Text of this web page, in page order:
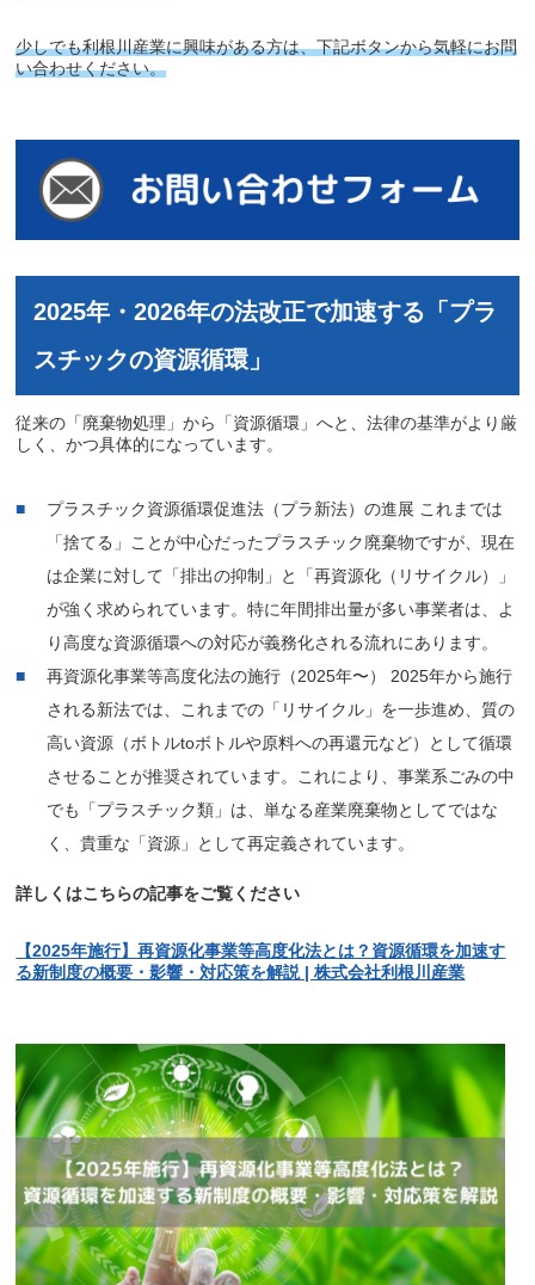
少しでも利根川産業に興味がある方は、下記ボタンから気軽にお問
い合わせください。
2025年・2026年の法改正で加速する「プラ
スチックの資源循環」
従来の「廃棄物処理」から「資源循環」へと、法律の基準がより厳
しく、かつ具体的になっています。
プラスチック資源循環促進法（プラ新法）の進展 これまでは
「捨てる」ことが中心だったプラスチック廃棄物ですが、現在
は企業に対して「排出の抑制」と「再資源化（リサイクル）」
が強く求められています。特に年間排出量が多い事業者は、よ
り高度な資源循環への対応が義務化される流れにあります。
再資源化事業等高度化法の施行（2025年〜） 2025年から施行
される新法では、これまでの「リサイクル」を一歩進め、質の
高い資源（ボトルtoボトルや原料への再還元など）として循環
させることが推奨されています。これにより、事業系ごみの中
でも「プラスチック類」は、単なる産業廃棄物としてではな
く、貴重な「資源」として再定義されています。
詳しくはこちらの記事をご覧ください
【2025年施行】再資源化事業等高度化法とは？資源循環を加速す
る新制度の概要・影響・対応策を解説 | 株式会社利根川産業